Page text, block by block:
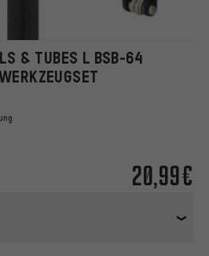
& TUBES L BSB-64
20,99€